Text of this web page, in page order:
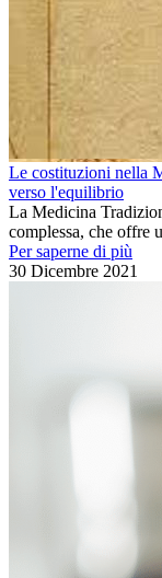
Le costituzioni nella
verso l'equilibrio
La Medicina
complessa, che offre
Per saperne di più
30 Dicembre 2021